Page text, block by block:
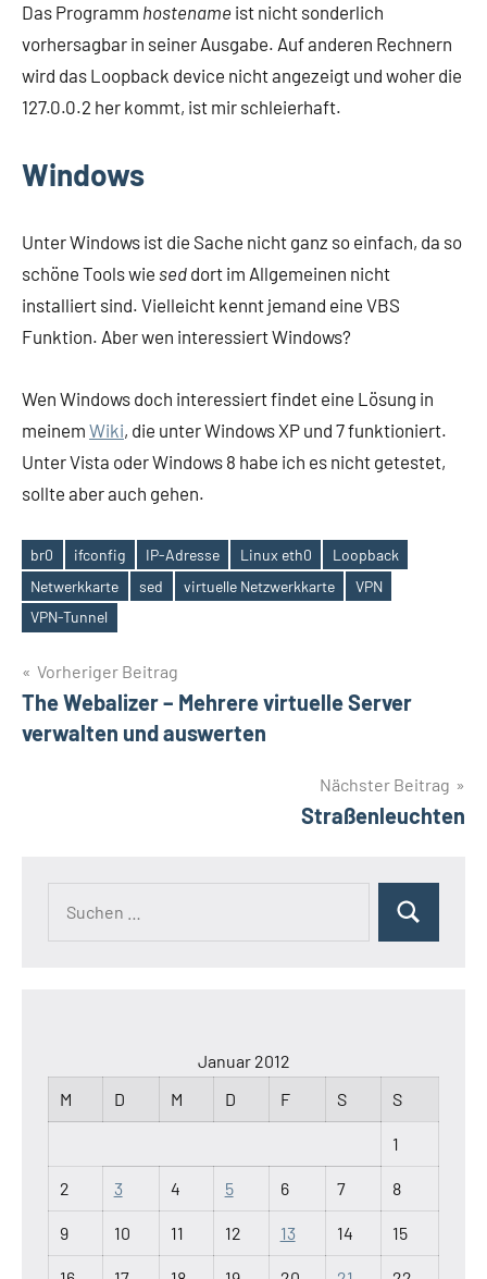
Das Programm hostename ist nicht sonderlich
vorhersagbar in seiner Ausgabe. Auf anderen Rechnern
wird das Loopback device nicht angezeigt und woher die
127.0.0.2 her kommt, ist mir schleierhaft.
Windows
Unter Windows ist die Sache nicht ganz so einfach, da so
schöne Tools wie sed dort im Allgemeinen nicht
installiert sind. Vielleicht kennt jemand eine VBS
Funktion. Aber wen interessiert Windows?
Wen Windows doch interessiert findet eine Lösung in
meinem Wiki, die unter Windows XP und 7 funktioniert.
Unter Vista oder Windows 8 habe ich es nicht getestet,
sollte aber auch gehen.
Schlagwörter
br0 ifconfig IP-Adresse Linux eth0
Loopback
Netwerkkarte
sed virtuelle Netzwerkkarte
VPN
VPN-Tunnel
Beitragsnavigation
Vorheriger Beitrag
The Webalizer – Mehrere virtuelle Server
verwalten und auswerten
Nächster Beitrag
Straßenleuchten
Suchen
Januar 2012
M
D M D F S S
1
2 3 4 5 6 7 8
9 10 11 12 13 14 15